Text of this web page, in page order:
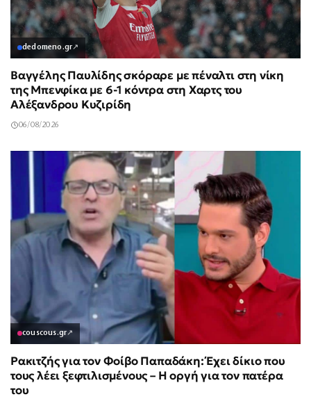
dedomeno.gr↗
Βαγγέλης Παυλίδης σκόραρε με πέναλτι στη νίκη
της Μπενφίκα με 6-1 κόντρα στη Χαρτς του
Αλέξανδρου Κυζιρίδη
06/08/2026
couscous.gr↗
Ρακιτζής για τον Φοίβο Παπαδάκη: Έχει δίκιο που
τους λέει ξεφτιλισμένους – Η οργή για τον πατέρα
του